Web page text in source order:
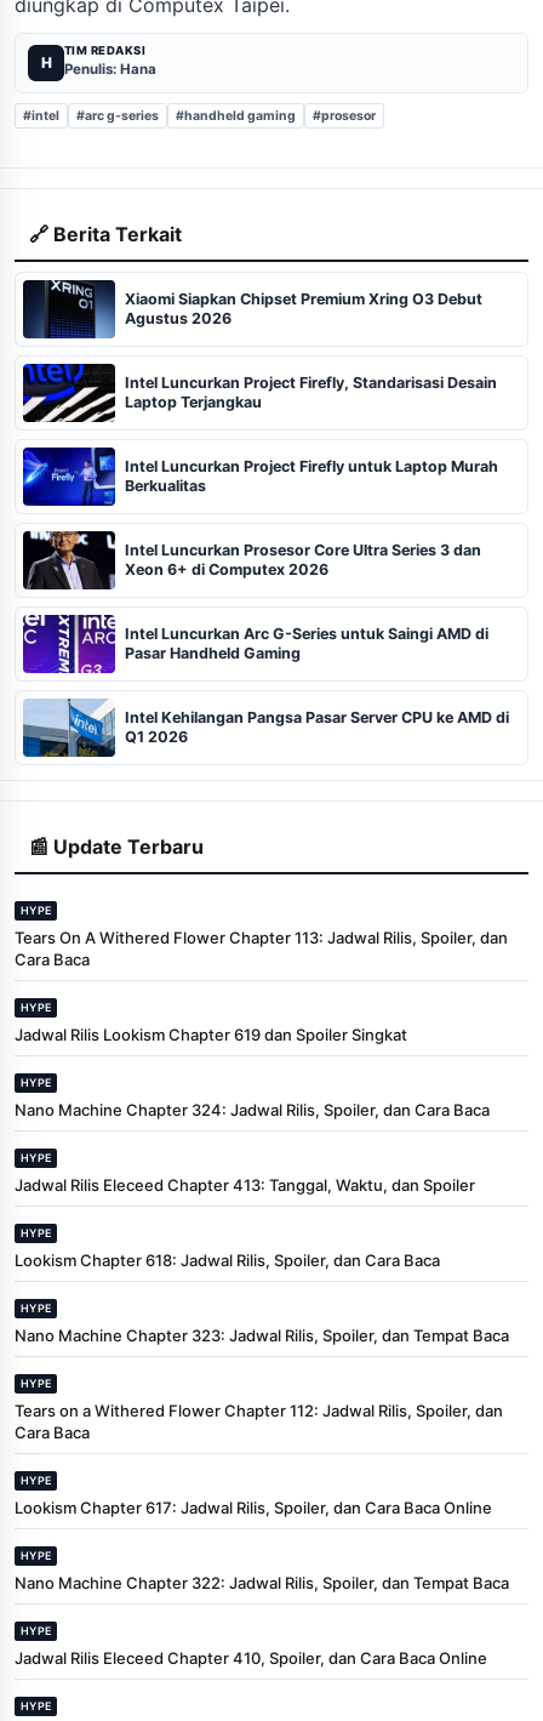
H
TIM REDAKSI
Penulis: Hana
#intel #arc g-series #handheld gaming #prosesor
🔗 Berita Terkait
Xiaomi Siapkan Chipset Premium Xring O3 Debut
Agustus 2026
Intel Luncurkan Project Firefly, Standarisasi Desain
Laptop Terjangkau
Intel Luncurkan Project Firefly untuk Laptop Murah
Berkualitas
Intel Luncurkan Prosesor Core Ultra Series 3 dan
Xeon 6+ di Computex 2026
Intel Luncurkan Arc G-Series untuk Saingi AMD di
Pasar Handheld Gaming
Intel Kehilangan Pangsa Pasar Server CPU ke AMD di
Q1 2026
📰 Update Terbaru
HYPE
Tears On A Withered Flower Chapter 113: Jadwal Rilis, Spoiler, dan
Cara Baca
HYPE
Jadwal Rilis Lookism Chapter 619 dan Spoiler Singkat
HYPE
Nano Machine Chapter 324: Jadwal Rilis, Spoiler, dan Cara Baca
HYPE
Jadwal Rilis Eleceed Chapter 413: Tanggal, Waktu, dan Spoiler
HYPE
Lookism Chapter 618: Jadwal Rilis, Spoiler, dan Cara Baca
HYPE
Nano Machine Chapter 323: Jadwal Rilis, Spoiler, dan Tempat Baca
HYPE
Tears on a Withered Flower Chapter 112: Jadwal Rilis, Spoiler, dan
Cara Baca
HYPE
Lookism Chapter 617: Jadwal Rilis, Spoiler, dan Cara Baca Online
HYPE
Nano Machine Chapter 322: Jadwal Rilis, Spoiler, dan Tempat Baca
HYPE
Jadwal Rilis Eleceed Chapter 410, Spoiler, dan Cara Baca Online
HYPE